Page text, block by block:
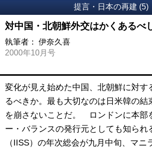
提言・日本の再建 (5)
対中国・北朝鮮外交はかくあるべ
執筆者： 伊奈久喜
2000年10月号
変化が見え始めた中国、北朝鮮に対す
るべきか。最も大切なのは日米韓の結
を崩さないことだ。 ロンドンに本部
ー・バランスの発行元としても知られ
（IISS）の年次総会が九月中旬、マニ